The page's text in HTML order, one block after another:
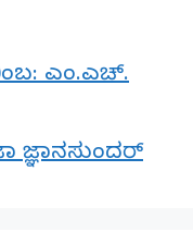
ಎಂ.ಎಚ್.
ಜ್ಞಾನಸುಂದರ್